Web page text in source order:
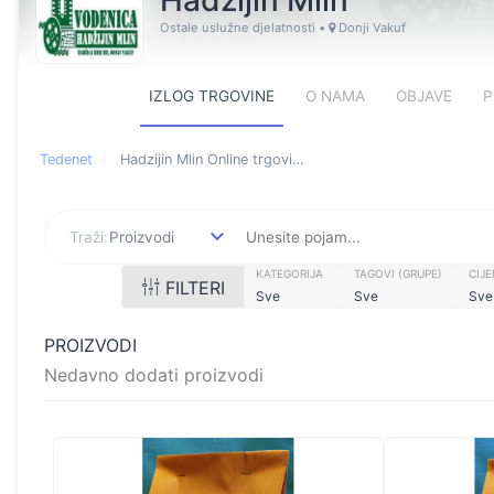
Ostale uslužne djelatnosti • Donji Vakuf
IZLOG TRGOVINE O NAMA OBJAVE
Tedenet Hadzijin Mlin Online trgovina
Online store featuring
Traži:Proizvodi
FILTERI
KATEGORIJA
Sve
TAGOVI (GRUPE)
Sve Sve
PROIZVODI
Nedavno dodati proizvodi